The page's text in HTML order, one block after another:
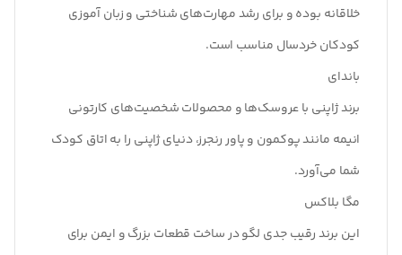
خلاقانه بوده و برای رشد مهارت‌های شناختی و زبان آموزی
کودکان خردسال مناسب است.
باندای
برند ژاپنی با عروسک‌ها و محصولات شخصیت‌های کارتونی
انیمه مانند پوکمون و پاور رنجرز، دنیای ژاپنی را به اتاق کودک
شما می‌آورد.
مگا بلاکس
این برند رقیب جدی لگو در ساخت قطعات بزرگ و ایمن برای